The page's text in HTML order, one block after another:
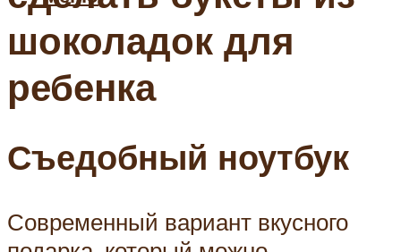
шоколадок для
ребенка
Съедобный ноутбук
Современный вариант вкусного